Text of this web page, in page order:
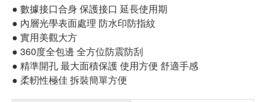
● 數據接口合身 保護接口 延長使用期
● 內層光學表面處理 防水印防指紋
● 實用美觀大方
● 360度全包邊 全方位防震防刮
● 精準開孔 最大面積保護 使用方便 舒適手感
● 柔軔性極佳 拆裝簡單方便